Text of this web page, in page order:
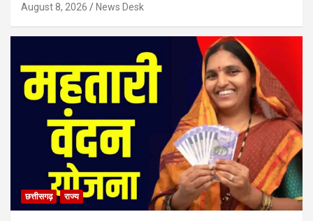
August 8, 2026 News Desk
छत्तीसगढ़ राज्य